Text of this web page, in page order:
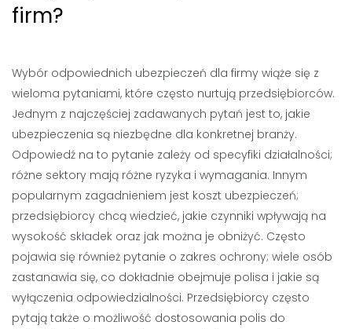
firm?
Wybór odpowiednich ubezpieczeń dla firmy wiąże się z
wieloma pytaniami, które często nurtują przedsiębiorców.
Jednym z najczęściej zadawanych pytań jest to, jakie
ubezpieczenia są niezbędne dla konkretnej branży.
Odpowiedź na to pytanie zależy od specyfiki działalności;
różne sektory mają różne ryzyka i wymagania. Innym
popularnym zagadnieniem jest koszt ubezpieczeń;
przedsiębiorcy chcą wiedzieć, jakie czynniki wpływają na
wysokość składek oraz jak można je obniżyć. Często
pojawia się również pytanie o zakres ochrony; wiele osób
zastanawia się, co dokładnie obejmuje polisa i jakie są
wyłączenia odpowiedzialności. Przedsiębiorcy często
pytają także o możliwość dostosowania polis do